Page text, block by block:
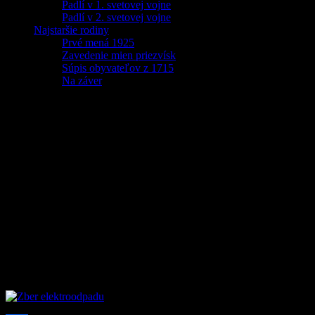
Padlí v 1. svetovej vojne
Padlí v 2. svetovej vojne
Najstaršie rodiny
Prvé mená 1925
Zavedenie mien priezvísk
Súpis obyvateľov z 1715
Na záver